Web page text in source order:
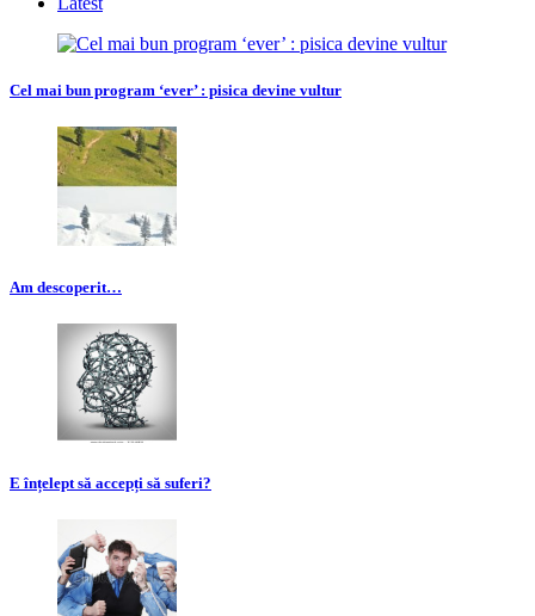
Cel mai bun program ‘ever’ : pisica devine vultur
Am descoperit…
E înțelept să accepți să suferi?